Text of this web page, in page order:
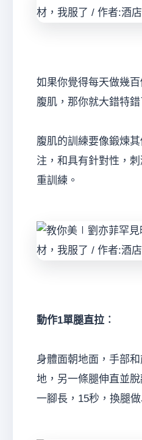
如果你覺得每天做幾
腹肌，那你就大錯特錯
腹肌的訓練要像鍛煉
注，和具有針對性，
重訓練。
動作1單腿直拉︰
身體面朝地面，手部
地，另一條腿伸直並
一腳長，15秒，換腿做